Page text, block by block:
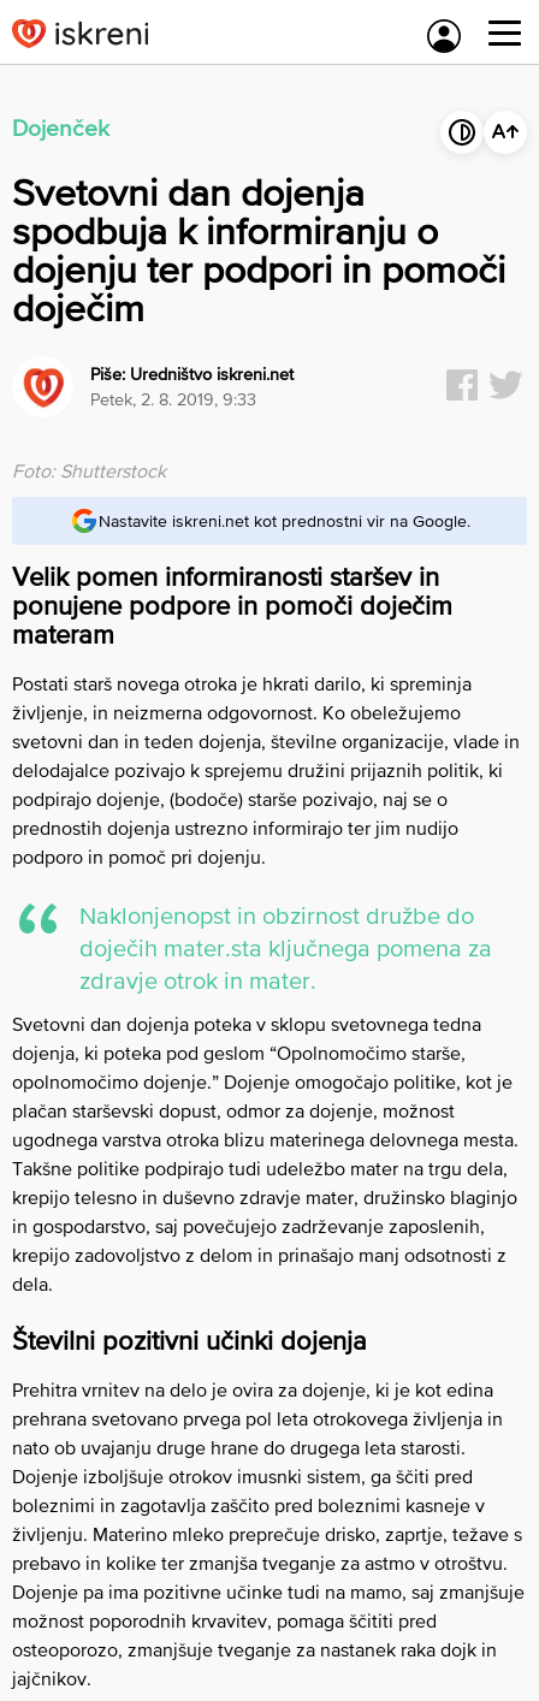
to
content
Dojenček
Svetovni dan dojenja
spodbuja k informiranju o
dojenju ter podpori in pomoči
doječim
Piše: Uredništvo iskreni.net
petek, 2. 8. 2019, 9:33
Foto: Shutterstock
Nastavite iskreni.net kot prednostni vir na Google.
Velik pomen informiranosti staršev in
ponujene podpore in pomoči doječim
materam
Postati starš novega otroka je hkrati darilo, ki spreminja
življenje, in neizmerna odgovornost. Ko obeležujemo
svetovni dan in teden dojenja, številne organizacije, vlade in
delodajalce pozivajo k sprejemu družini prijaznih politik, ki
podpirajo dojenje, (bodoče) starše pozivajo, naj se o
prednostih dojenja ustrezno informirajo ter jim nudijo
podporo in pomoč pri dojenju.
Naklonjenopst in obzirnost družbe do
doječih mater.sta ključnega pomena za
zdravje otrok in mater.
Svetovni dan dojenja poteka v sklopu svetovnega tedna
dojenja, ki poteka pod geslom “Opolnomočimo starše,
opolnomočimo dojenje.” Dojenje omogočajo politike, kot je
plačan starševski dopust, odmor za dojenje, možnost
ugodnega varstva otroka blizu materinega delovnega mesta.
Takšne politike podpirajo tudi udeležbo mater na trgu dela,
krepijo telesno in duševno zdravje mater, družinsko blaginjo
in gospodarstvo, saj povečujejo zadrževanje zaposlenih,
krepijo zadovoljstvo z delom in prinašajo manj odsotnosti z
dela.
Številni pozitivni učinki dojenja
Prehitra vrnitev na delo je ovira za dojenje, ki je kot edina
prehrana svetovano prvega pol leta otrokovega življenja in
nato ob uvajanju druge hrane do drugega leta starosti.
Dojenje izboljšuje otrokov imusnki sistem, ga ščiti pred
boleznimi in zagotavlja zaščito pred boleznimi kasneje v
življenju. Materino mleko preprečuje drisko, zaprtje, težave s
prebavo in kolike ter zmanjša tveganje za astmo v otroštvu.
Dojenje pa ima pozitivne učinke tudi na mamo, saj zmanjšuje
možnost poporodnih krvavitev, pomaga ščititi pred
osteoporozo, zmanjšuje tveganje za nastanek raka dojk in
jajčnikov.